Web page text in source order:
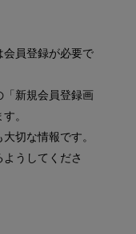
員登録が必要で
「新規会員登録画
。
切な情報です。
うしてくださ